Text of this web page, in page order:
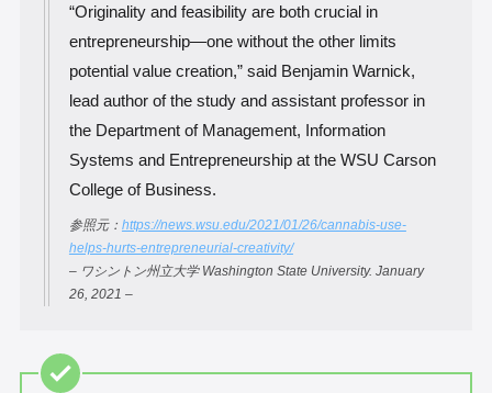
“Originality and feasibility are both crucial in
entrepreneurship—one without the other limits
potential value creation,” said Benjamin Warnick,
lead author of the study and assistant professor in
the Department of Management, Information
Systems and Entrepreneurship at the WSU Carson
College of Business.
参照元： https://news.wsu.edu/2021/01/26/cannabis-use-
helps-hurts-entrepreneurial-creativity/
– ワシントン州立大学 Washington State University. January
26, 2021 –